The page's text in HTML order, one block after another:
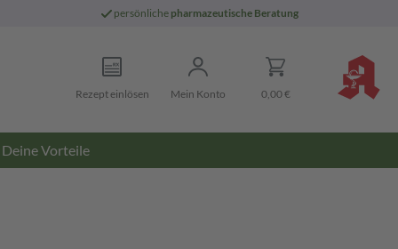
persönliche pharmazeutische Beratung
Rezept einlösen Mein Konto 0,00 €
Deine Vorteile